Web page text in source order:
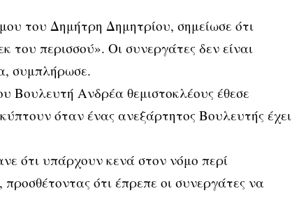
του Δημήτρη Δημητρίου, σημείωσε ότι
του περισσού». Οι συνεργάτες δεν είναι
συμπλήρωσε.
Βουλευτή Ανδρέα θεμιστοκλέους έθεσε
όταν ένας ανεξάρτητος Βουλευτής έχει
ότι υπάρχουν κενά στον νόμο περί
ότι έπρεπε οι συνεργάτες να